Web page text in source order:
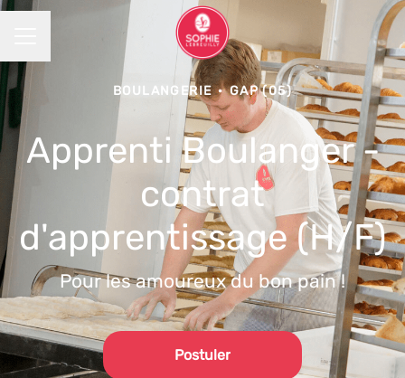
BOULANGERIE · GAP (05)
Apprenti Boulanger -
contrat
d'apprentissage (H/F)
Pour les amoureux du bon pain !
Postuler